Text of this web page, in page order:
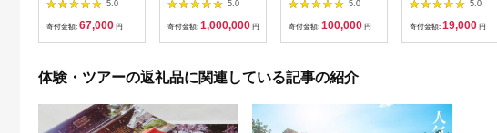
5.0
寄付金額: 67,000 円
ルで使用できる宿泊補
助券 楽しい旅の思い
円 30万円 ホテル 旅
館 温泉 旅行 観光 ト
お泊り 別府温泉 別府
5.0
寄付金額: 1,000,000 円
分の乗船予約の権利）
5.0
寄付金額: 100,000 円
の小京都の老舗割烹
「山重」料亭ランチペ
5.0
寄付金額: 19,000 円
体験・ツアーの返礼品に関連している記事の紹介